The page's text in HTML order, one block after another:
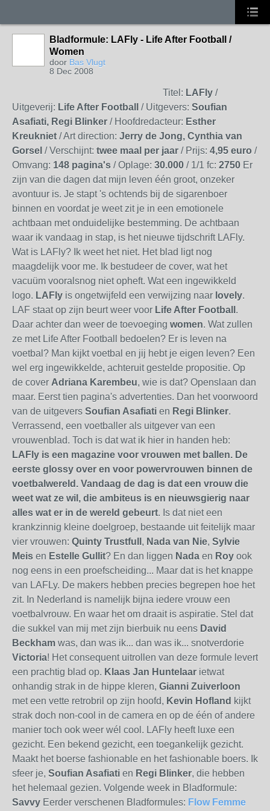
Bladformule: LAFly - Life After Football /
Women
door Bas Vlugt
8 Dec 2008
Titel: LAFly /
Uitgeverij: Life After Football / Uitgevers: Soufian
Asafiati, Regi Blinker / Hoofdredacteur: Esther
Kreukniet / Art direction: Jerry de Jong, Cynthia van
Gorsel / Verschijnt: twee maal per jaar / Prijs: 4,95 euro /
Omvang: 148 pagina's / Oplage: 30.000 / 1/1 fc: 2750 Er
zijn van die dagen dat mijn leven één groot, onzeker
avontuur is. Je stapt 's ochtends bij de sigarenboer
binnen en voordat je weet zit je in een emotionele
achtbaan met onduidelijke bestemming. De achtbaan
waar ik vandaag in stap, is het nieuwe tijdschrift LAFly.
Wat is LAFly? Ik weet het niet. Het blad ligt nog
maagdelijk voor me. Ik bestudeer de cover, wat het
vacuüm vooralsnog niet opheft. Wat een ingewikkeld
logo. LAFly is ongetwijfeld een verwijzing naar lovely.
LAF staat op zijn beurt weer voor Life After Football .
Daar achter dan weer de toevoeging women. Wat zullen
ze met Life After Football bedoelen? Er is leven na
voetbal? Man kijkt voetbal en jij hebt je eigen leven? Een
wel erg ingewikkelde, achteruit gestelde propositie. Op
de cover Adriana Karembeu, wie is dat? Openslaan dan
maar. Eerst tien pagina's advertenties. Dan het voorwoord
van de uitgevers Soufian Asafiati en Regi Blinker.
Verrassend, een voetballer als uitgever van een
vrouwenblad. Toch is dat wat ik hier in handen heb:
LAFly is een magazine voor vrouwen met ballen. De
eerste glossy over en voor powervrouwen binnen de
voetbalwereld. Vandaag de dag is dat een vrouw die
weet wat ze wil, die ambiteus is en nieuwsgierig naar
alles wat er in de wereld gebeurt. Is dat niet een
krankzinnig kleine doelgroep, bestaande uit feitelijk maar
vier vrouwen: Quinty Trustfull , Nada van Nie, Sylvie
Meis en Estelle Gullit? En dan liggen Nada en Roy ook
nog eens in een proefscheiding... Maar dat is het knappe
van LAFLy. De makers hebben precies begrepen hoe het
zit. In Nederland is namelijk bijna iedere vrouw een
voetbalvrouw. En waar het om draait is aspiratie. Stel dat
die sukkel van mij met zijn bierbuik nu eens David
Beckham was, dan was ik... dan was ik... snotverdorie
Victoria! Het consequent uitrollen van deze formule levert
een prachtig blad op. Klaas Jan Huntelaar ietwat
onhandig strak in de hippe kleren, Gianni Zuiverloon
met een vette retrobril op zijn hoofd, Kevin Hofland kijkt
strak doch non-cool in de camera en op de één of andere
manier toch ook weer wél cool. LAFly heeft luxe een
gezicht. Een bekend gezicht, een toegankelijk gezicht.
Maakt het boerse fashionable en het fashionable boers. Ik
sfeer je, Soufian Asafiati en Regi Blinker, die hebben
het helemaal gezien. Volgende week in Bladformule:
Savvy Eerder verschenen Bladformules: Flow Femme